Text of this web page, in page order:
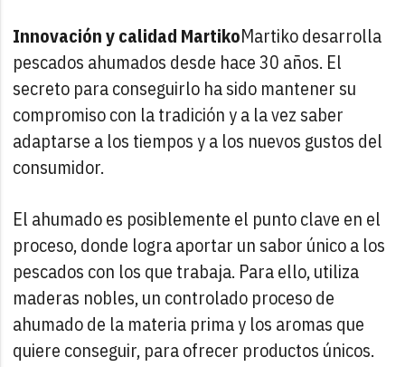
Innovación y calidad MartikoMartiko desarrolla
pescados ahumados desde hace 30 años. El
secreto para conseguirlo ha sido mantener su
compromiso con la tradición y a la vez saber
adaptarse a los tiempos y a los nuevos gustos del
consumidor.
El ahumado es posiblemente el punto clave en el
proceso, donde logra aportar un sabor único a los
pescados con los que trabaja. Para ello, utiliza
maderas nobles, un controlado proceso de
ahumado de la materia prima y los aromas que
quiere conseguir, para ofrecer productos únicos.